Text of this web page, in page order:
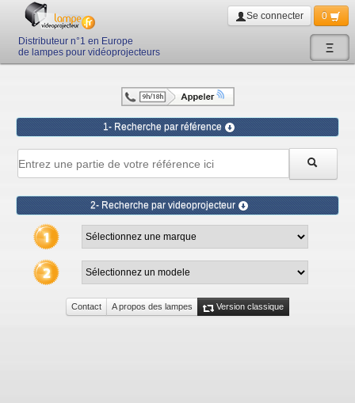
Ξ
Distributeur n°1 en Europe
de lampes pour vidéoprojecteurs
Se connecter 0
1- Recherche par référence
2- Recherche par videoprojecteur
Contact A propos des lampes Version classique